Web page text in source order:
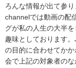
ろんな情報が出て参
channelでは動画の配
グが私の人生の大半
趣味としております
の目的に合わせてか
会で上記の対象者の